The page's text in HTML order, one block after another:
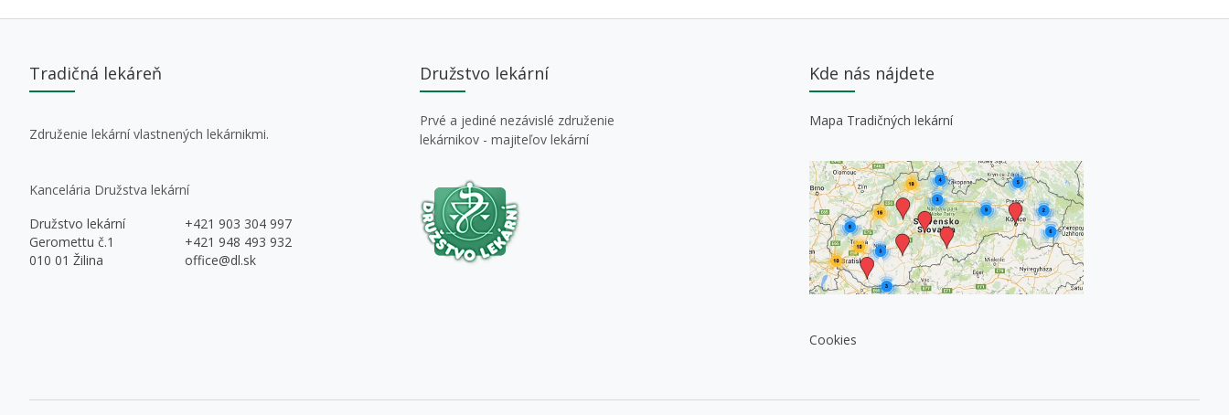
Tradičná lekáreň
Združenie lekární vlastnených lekárnikmi.
Kancelária Družstva lekární
Družstvo lekární
+421 903 304 997
Geromettu č.1
+421 948 493 932
010 01 Žilina
office@dl.sk
Družstvo lekární
Prvé a jediné nezávislé združenie
lekárnikov - majiteľov lekární
Kde nás nájdete
Mapa Tradičných lekární
Cookies